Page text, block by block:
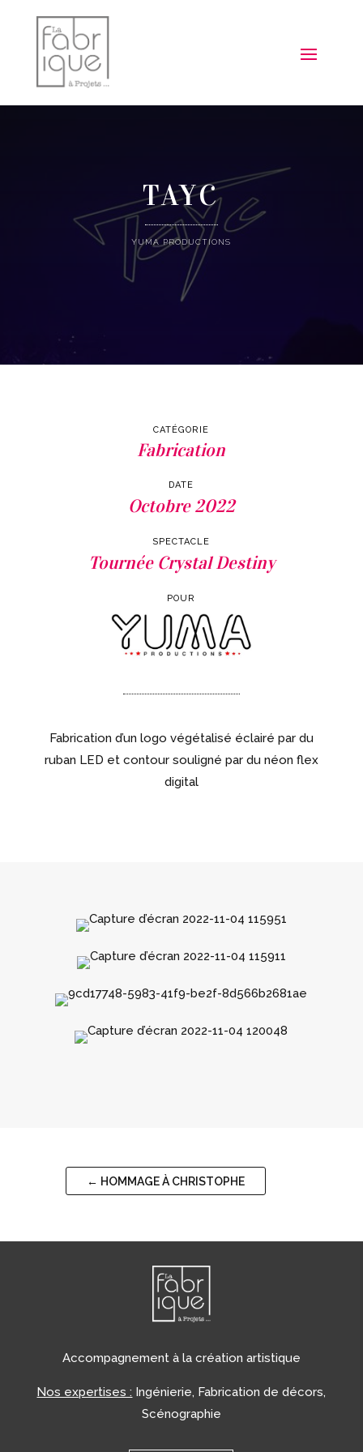
TAYC
YUMA PRODUCTIONS
CATÉGORIE
Fabrication
DATE
Octobre 2022
SPECTACLE
Tournée Crystal Destiny
POUR
Fabrication d’un logo végétalisé éclairé par du
ruban LED et contour souligné par du néon flex
digital
← HOMMAGE À CHRISTOPHE
Accompagnement à la création artistique
Nos expertises : Ingénierie, Fabrication de décors,
Scénographie